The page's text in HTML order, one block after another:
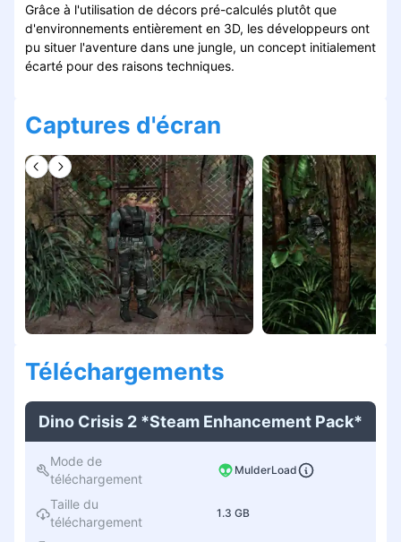
Grâce à l'utilisation de décors pré-calculés plutôt que
d'environnements entièrement en 3D, les développeurs ont
pu situer l'aventure dans une jungle, un concept initialement
écarté pour des raisons techniques.
Captures d'écran
Téléchargements
Dino Crisis 2 *Steam Enhancement Pack*
Mode de
téléchargement
MulderLoad
Taille du
téléchargement
1.3 GB